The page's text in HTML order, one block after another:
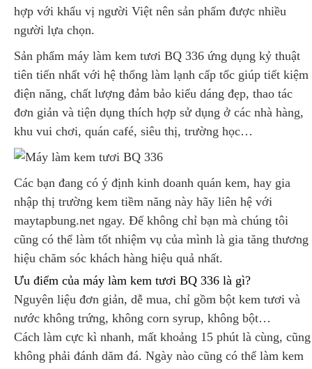
hợp với khẩu vị người Việt nên sản phẩm được nhiều
người lựa chọn.
Sản phẩm máy làm kem tươi BQ 336 ứng dụng kỷ thuật
tiên tiến nhất với hệ thống làm lạnh cấp tốc giúp tiết kiệm
điện năng, chất lượng đảm bảo kiểu dáng đẹp, thao tác
đơn giản và tiện dụng thích hợp sử dụng ở các nhà hàng,
khu vui chơi, quán café, siêu thị, trường học…
Các bạn đang có ý định kinh doanh quán kem, hay gia
nhập thị trường kem tiềm năng này hãy liên hệ với
maytapbung.net ngay. Để không chỉ bạn mà chúng tôi
cũng có thể làm tốt nhiệm vụ của mình là gia tăng thương
hiệu chăm sóc khách hàng hiệu quả nhất.
Ưu điểm của máy làm kem tươi BQ 336 là gì?
Nguyên liệu đơn giản, dễ mua, chỉ gồm bột kem tươi và
nước không trứng, không corn syrup, không bột…
Cách làm cực kì nhanh, mất khoảng 15 phút là cùng, cũng
không phải đánh dăm đá. Ngày nào cũng có thể làm kem